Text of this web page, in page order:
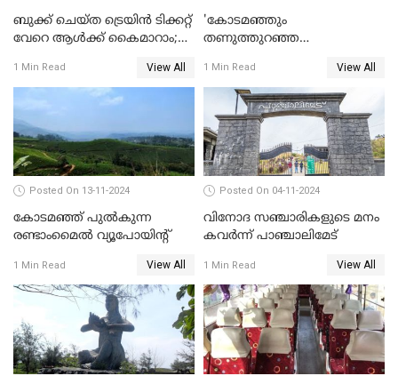
ബുക്ക് ചെയ്ത ട്രെയിൻ ടിക്കറ്റ്
വേറെ ആൾക്ക് കൈമാറാം;
റെയിൽവെ
1 Min Read View All
'കോടമഞ്ഞും
തണുത്തുറഞ്ഞ
മാടിവിളിച്ച് ഊട്ടി
1 Min Read View All
Posted On 13-11-2024
കോടമഞ്ഞ് പുല്‍കുന്ന
രണ്ടാംമൈല്‍ വ്യൂപോയിന്റ്‌
1 Min Read View All
Posted On 04-11-2024
വിനോദ സഞ്ചാരികളുടെ മനം
കവർന്ന് പാഞ്ചാലിമേട്
1 Min Read View All